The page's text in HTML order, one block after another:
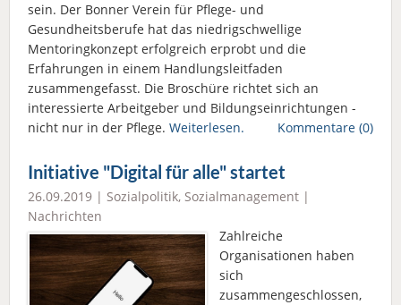
sein. Der Bonner Verein für Pflege- und
Gesundheitsberufe hat das niedrigschwellige
Mentoringkonzept erfolgreich erprobt und die
Erfahrungen in einem Handlungsleitfaden
zusammengefasst. Die Broschüre richtet sich an
interessierte Arbeitgeber und Bildungseinrichtungen -
nicht nur in der Pflege. Weiterlesen. Kommentare (0)
Initiative "Digital für alle" startet
26.09.2019 | Sozialpolitik, Sozialmanagement |
Nachrichten
Zahlreiche
Organisationen haben
sich
zusammengeschlossen,